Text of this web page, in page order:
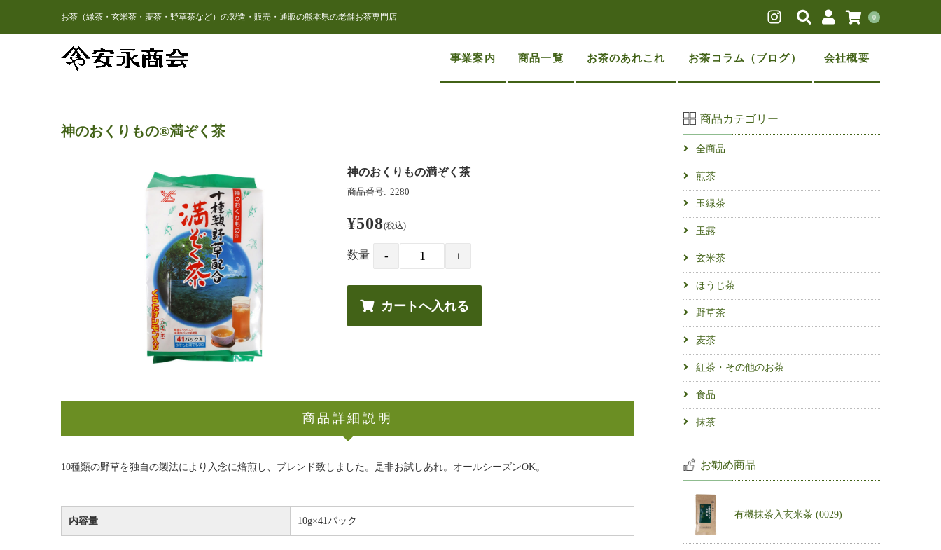
0
事業案内 商品一覧 お茶のあれこれ お茶コラム（ブログ） 会社概要
お茶（緑茶・玄米茶・麦茶・野草茶など）の製造・販売・通販の熊本県の老舗お茶専門店
神のおくりもの®満ぞく茶
神のおくりもの満ぞく茶
商品番号: 2280
¥508(税込)
数量
商品詳細説明
10種類の野草を独自の製法により入念に焙煎し、ブレンド致しました。是非お試しあれ。オールシーズンOK。
内容量 10g×41パック
商品カテゴリー
全商品
煎茶
玉緑茶
玉露
玄米茶
ほうじ茶
野草茶
麦茶
紅茶・その他のお茶
食品
抹茶
お勧め商品
有機抹茶入玄米茶 (0029)